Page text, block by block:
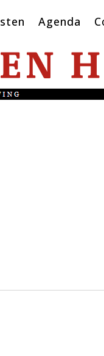
Agenda